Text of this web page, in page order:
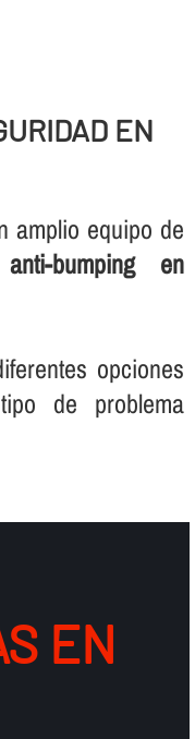
EN
amplio equipo de
bumping en
opciones
de problema
EN